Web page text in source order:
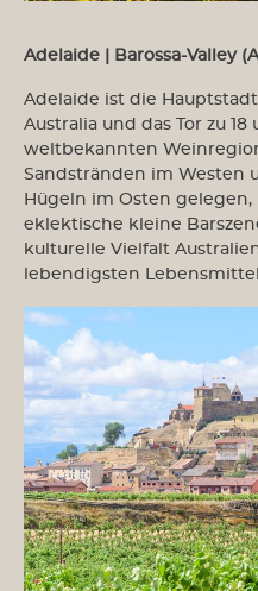
Adelaide | Barossa-Valley
Adelaide ist die
Australia und das Tor zu
weltbekannten
Sandstränden im Westen
Hügeln im Osten
eklektische kleine
kulturelle Vielfalt
lebendigsten